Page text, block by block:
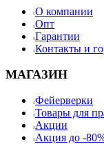
О компании
Опт
Гарантии
Контакты и
МАГАЗИН
Фейерверки
Товары для
Акции
Акция до -